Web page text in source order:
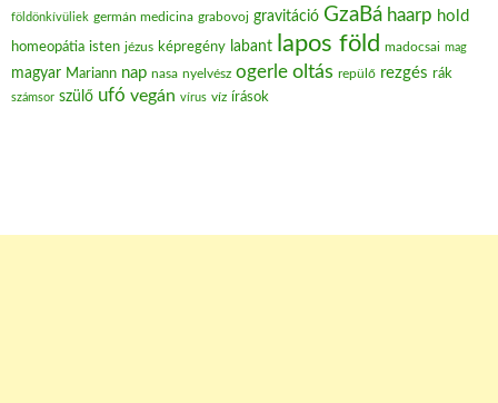
földönkívüliek germán medicina grabovoj gravitáció GzaBá haarp hold
homeopátia isten jézus képregény labant lapos föld madocsai mag
magyar Mariann nap nasa nyelvész ogerle oltás repülő rezgés rák
számsor szülő ufó vegán vírus víz írások